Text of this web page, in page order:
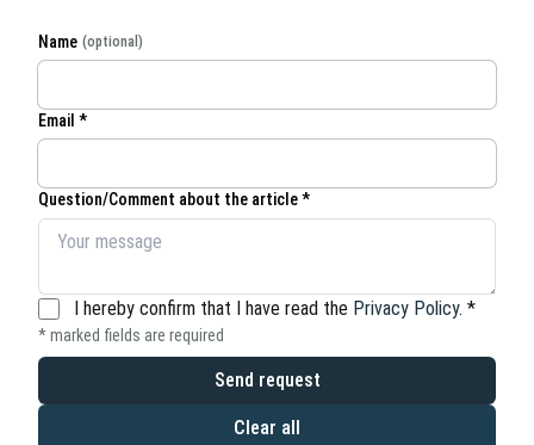
Name (optional)
Email *
Question/Comment about the article *
I hereby confirm that I have read the Privacy Policy. *
* marked fields are required
Clear all
Send request